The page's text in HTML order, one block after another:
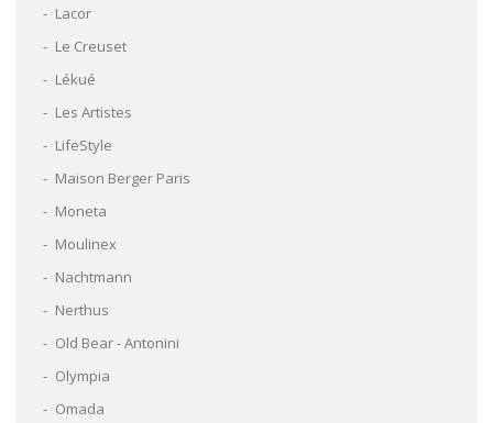
Lacor
Le Creuset
Lékué
Les Artistes
LifeStyle
Maison Berger Paris
Moneta
Moulinex
Nachtmann
Nerthus
Old Bear - Antonini
Olympia
Omada